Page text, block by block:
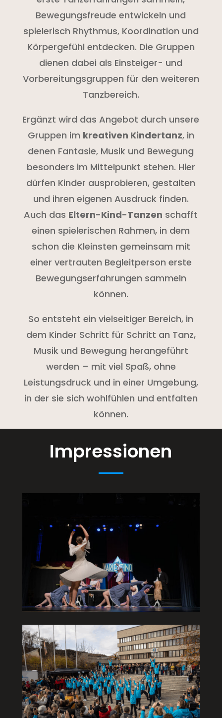
Bewegungsfreude entwickeln und
spielerisch Rhythmus, Koordination und
Körpergefühl entdecken. Die Gruppen
dienen dabei als Einsteiger- und
Vorbereitungsgruppen für den weiteren
Tanzbereich.
Ergänzt wird das Angebot durch unsere
Gruppen im kreativen Kindertanz, in
denen Fantasie, Musik und Bewegung
besonders im Mittelpunkt stehen. Hier
dürfen Kinder ausprobieren, gestalten
und ihren eigenen Ausdruck finden.
Auch das Eltern-Kind-Tanzen schafft
einen spielerischen Rahmen, in dem
schon die Kleinsten gemeinsam mit
einer vertrauten Begleitperson erste
Bewegungserfahrungen sammeln
können.
So entsteht ein vielseitiger Bereich, in
dem Kinder Schritt für Schritt an Tanz,
Musik und Bewegung herangeführt
werden – mit viel Spaß, ohne
Leistungsdruck und in einer Umgebung,
in der sie sich wohlfühlen und entfalten
können.
Impressionen